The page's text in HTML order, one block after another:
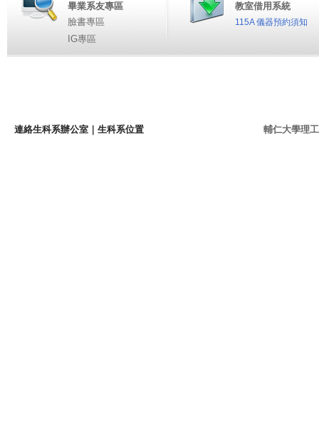
畢業系友專區
臉書專區
IG專區
教室借用系統
115A 儀器預約須知
連絡生科系辦公室 生科系位置 輔仁大學理